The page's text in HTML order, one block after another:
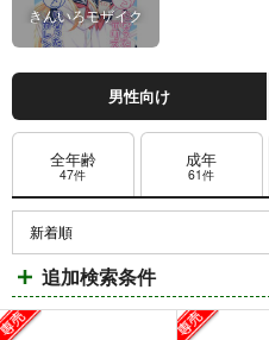
きんいろモザイク
男性向け
全年齢
47件
成年
61件
追加検索条件